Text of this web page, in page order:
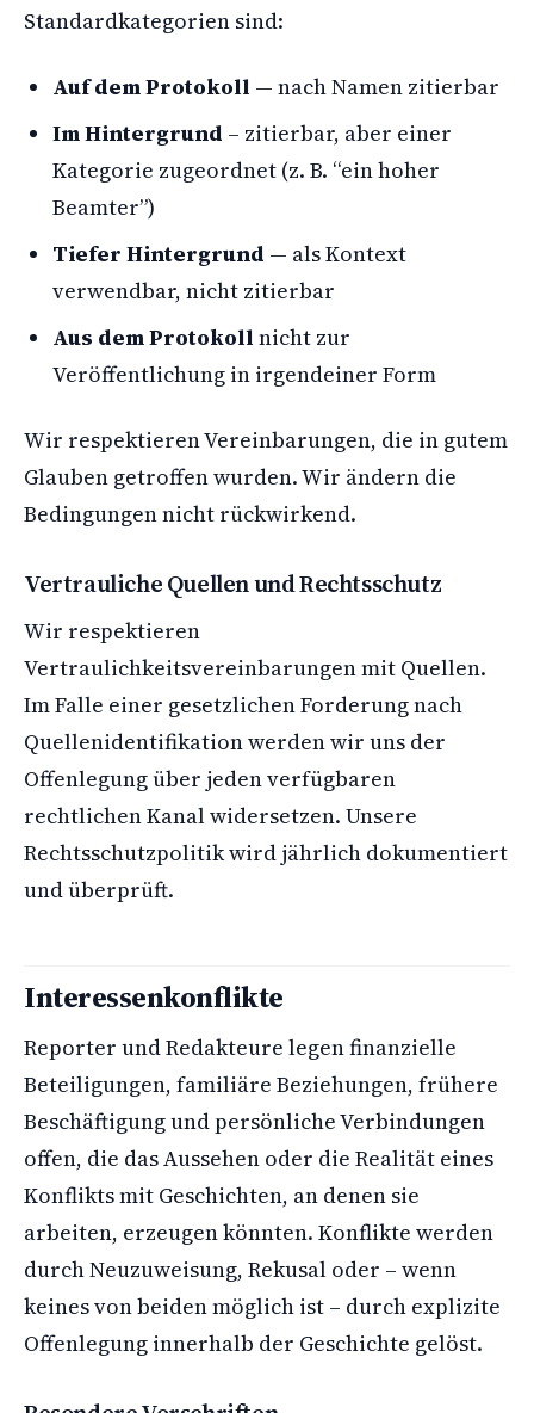
Standardkategorien sind:
Auf dem Protokoll — nach Namen zitierbar
Im Hintergrund – zitierbar, aber einer
Kategorie zugeordnet (z. B. “ein hoher
Beamter”)
Tiefer Hintergrund — als Kontext
verwendbar, nicht zitierbar
Aus dem Protokoll nicht zur
Veröffentlichung in irgendeiner Form
Wir respektieren Vereinbarungen, die in gutem
Glauben getroffen wurden. Wir ändern die
Bedingungen nicht rückwirkend.
Vertrauliche Quellen und Rechtsschutz
Wir respektieren
Vertraulichkeitsvereinbarungen mit Quellen.
Im Falle einer gesetzlichen Forderung nach
Quellenidentifikation werden wir uns der
Offenlegung über jeden verfügbaren
rechtlichen Kanal widersetzen. Unsere
Rechtsschutzpolitik wird jährlich dokumentiert
und überprüft.
Interessenkonflikte
Reporter und Redakteure legen finanzielle
Beteiligungen, familiäre Beziehungen, frühere
Beschäftigung und persönliche Verbindungen
offen, die das Aussehen oder die Realität eines
Konflikts mit Geschichten, an denen sie
arbeiten, erzeugen könnten. Konflikte werden
durch Neuzuweisung, Rekusal oder – wenn
keines von beiden möglich ist – durch explizite
Offenlegung innerhalb der Geschichte gelöst.